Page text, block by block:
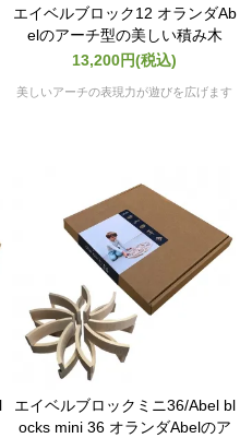
エイベルブロック12 オランダAb
elのアーチ型の美しい積み木
13,200円(税込)
美しいアーチの表現力が遊びを広げます
エイベルブロックミニ36/Abel bl
ocks mini 36 オランダAbelのア